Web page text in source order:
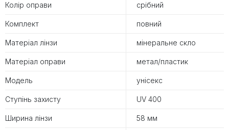
Колір оправи срібний
Комплект повний
Матеріал лінзи мінеральне скло
Матеріал оправи метал/пластик
Модель унісекс
Ступінь захисту UV 400
Ширина лінзи 58 мм